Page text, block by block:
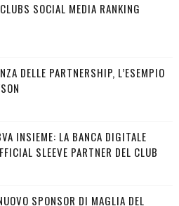
SOCIAL MEDIA RANKING
DELLE PARTNERSHIP, L’ESEMPIO
INSIEME: LA BANCA DIGITALE
SLEEVE PARTNER DEL CLUB
SPONSOR DI MAGLIA DEL